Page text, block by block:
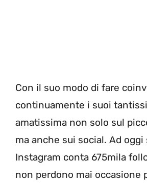
Con il suo modo di fare
continuamente i suoi
amatissima non solo sul
ma anche sui social. Ad
Instagram conta 675mila
non perdono mai occasione